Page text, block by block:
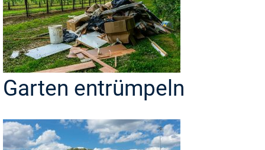
Garten entrümpeln